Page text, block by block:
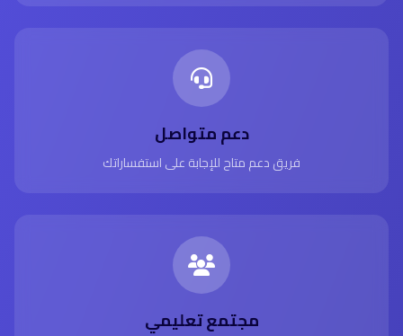
دعم متواصل
فريق دعم متاح للإجابة على استفساراتك
مجتمع تعليمي